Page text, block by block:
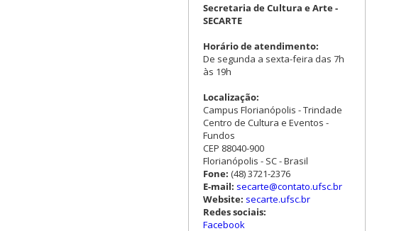
Secretaria de Cultura e Arte -
SECARTE
Horário de atendimento:
De segunda a sexta-feira das 7h
às 19h
Localização:
Campus Florianópolis - Trindade
Centro de Cultura e Eventos -
Fundos
CEP 88040-900
Florianópolis - SC - Brasil
Fone: (48) 3721-2376
E-mail: secarte@contato.ufsc.br
Website: secarte.ufsc.br
Redes sociais:
Facebook